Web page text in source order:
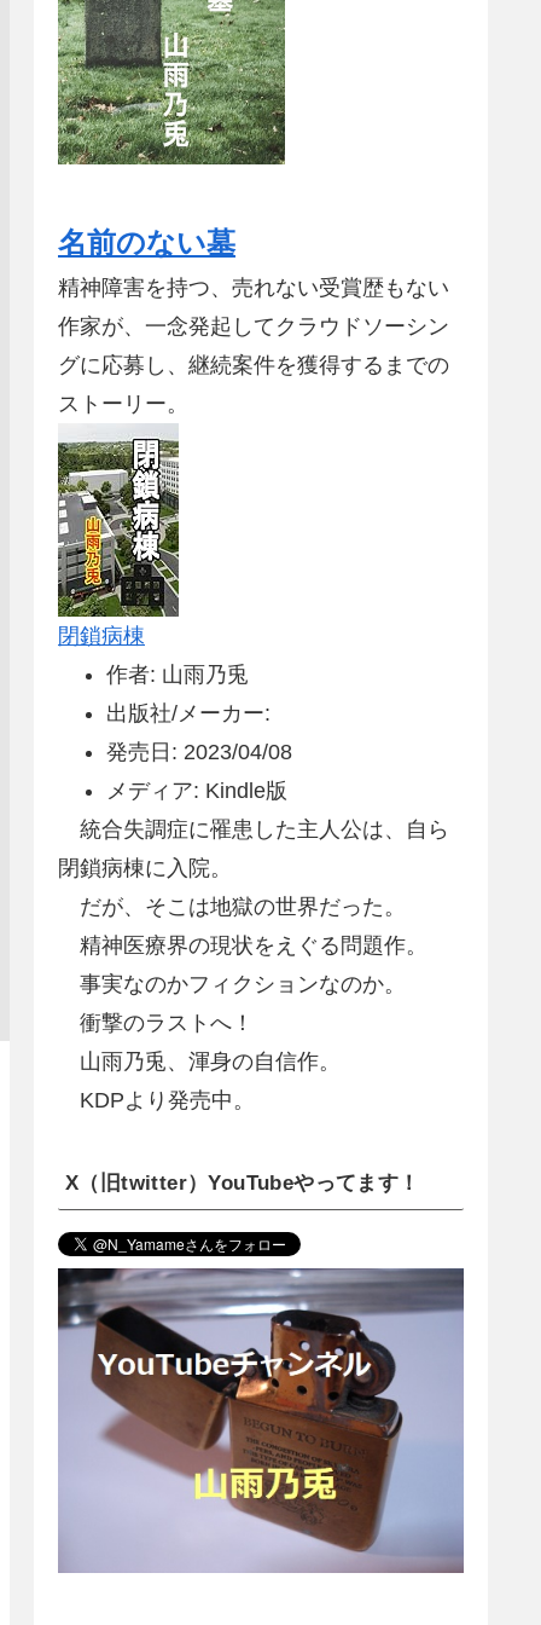
名前のない墓
精神障害を持つ、売れない受賞歴もない
作家が、一念発起してクラウドソーシン
グに応募し、継続案件を獲得するまでの
ストーリー。
閉鎖病棟
作者: 山雨乃兎
出版社/メーカー:
発売日: 2023/04/08
メディア: Kindle版
統合失調症に罹患した主人公は、自ら
閉鎖病棟に入院。
だが、そこは地獄の世界だった。
精神医療界の現状をえぐる問題作。
事実なのかフィクションなのか。
衝撃のラストへ！
山雨乃兎、渾身の自信作。
KDPより発売中。
X（旧twitter）YouTubeやってます！